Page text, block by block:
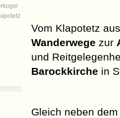
Vom Klapotetz
Wanderwege zur
und
Barockkirche in
Gleich neben